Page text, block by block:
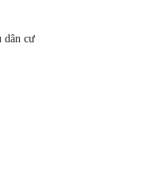
dân cư